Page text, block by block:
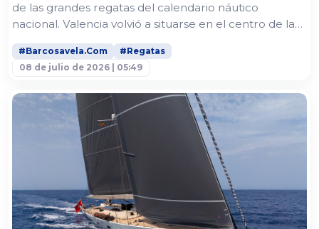
de las grandes regatas del calendario náutico
nacional. Valencia volvió a situarse en el centro de la
vela mediterránea con la celebración del Trofeo S.M.
La Reina - Regata Homenaje a la Armada, una cita de
referencia para armadores, tripulaciones y clubes
internacional...
#Barcosavela.Com
#Regatas
08 de julio de 2026 | 05:49